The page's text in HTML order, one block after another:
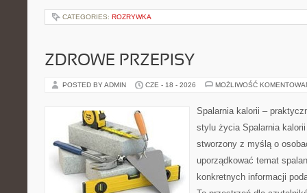
CATEGORIES: ROZRYWKA
ZDROWE PRZEPISY
POSTED BY ADMIN CZE - 18 - 2026 MOŻLIWOŚĆ
Spalarnia kalorii –
stylu życia Spalarnia
stworzony z myślą o
uporządkować temat
konkretnych informacji